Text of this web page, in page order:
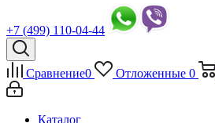
+7 (499) 110-04-44
Сравнение0 Отложенные 0
Каталог